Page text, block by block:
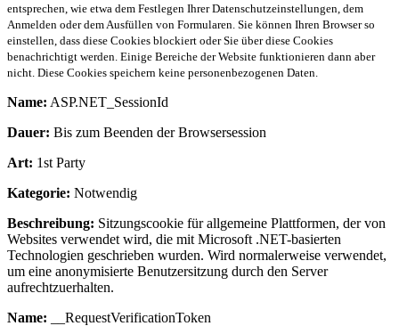
entsprechen, wie etwa dem Festlegen Ihrer Datenschutzeinstellungen, dem
Anmelden oder dem Ausfüllen von Formularen. Sie können Ihren Browser so
einstellen, dass diese Cookies blockiert oder Sie über diese Cookies
benachrichtigt werden. Einige Bereiche der Website funktionieren dann aber
nicht. Diese Cookies speichern keine personenbezogenen Daten.
Name: ASP.NET_SessionId
Dauer: Bis zum Beenden der Browsersession
Art: 1st Party
Kategorie: Notwendig
Beschreibung: Sitzungscookie für allgemeine Plattformen, der von
Websites verwendet wird, die mit Microsoft .NET-basierten
Technologien geschrieben wurden. Wird normalerweise verwendet,
um eine anonymisierte Benutzersitzung durch den Server
aufrechtzuerhalten.
Name: __RequestVerificationToken